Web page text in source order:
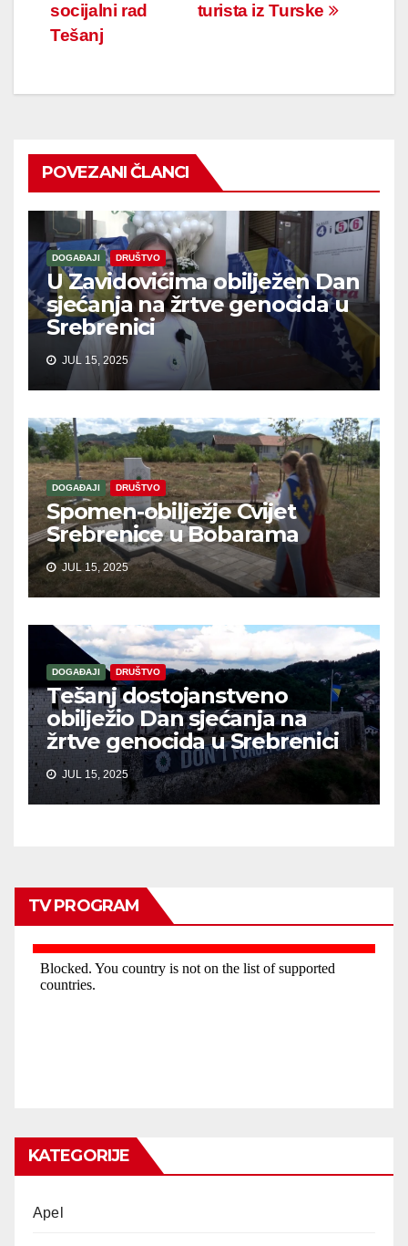
turista iz Turske
socijalni rad
Tešanj
POVEZANI ČLANCI
DOGAĐAJI DRUŠTVO
U Zavidovićima obilježen Dan
sjećanja na žrtve genocida u
Srebrenici
JUL 15, 2025
DOGAĐAJI DRUŠTVO
Spomen-obilježje Cvijet
Srebrenice u Bobarama
JUL 15, 2025
DOGAĐAJI DRUŠTVO
Tešanj dostojanstveno
obilježio Dan sjećanja na
žrtve genocida u Srebrenici
JUL 15, 2025
TV PROGRAM
KATEGORIJE
Apel